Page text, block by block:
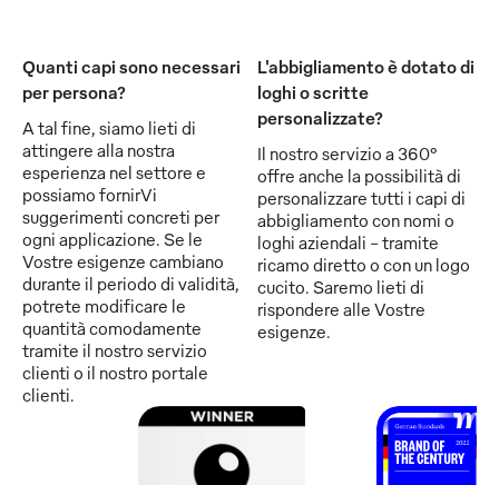
Quanti capi sono necessari
per persona?
A tal fine, siamo lieti di
attingere alla nostra
esperienza nel settore e
possiamo fornirVi
suggerimenti concreti per
ogni applicazione. Se le
Vostre esigenze cambiano
durante il periodo di validità,
potrete modificare le
quantità comodamente
tramite il nostro servizio
clienti o il nostro portale
clienti.
L'abbigliamento è dotato di
loghi o scritte
personalizzate?
Il nostro servizio a 360°
offre anche la possibilità di
personalizzare tutti i capi di
abbigliamento con nomi o
loghi aziendali - tramite
ricamo diretto o con un logo
cucito. Saremo lieti di
rispondere alle Vostre
esigenze.